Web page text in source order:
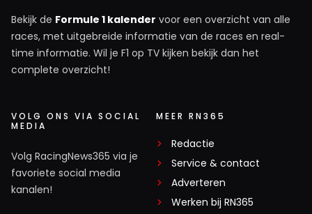
Bekijk de Formule 1 kalender voor een overzicht van alle
races, met uitgebreide informatie van de races en real-
time informatie. Wil je F1 op TV kijken bekijk dan het
complete overzicht!
VOLG ONS VIA SOCIAL
MEDIA
Volg RacingNews365 via je
favoriete social media
kanalen!
MEER RN365
Redactie
Service & contact
Adverteren
Werken bij RN365